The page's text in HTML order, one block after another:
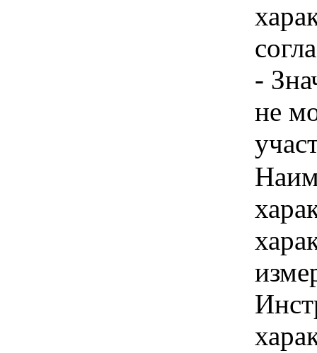
-
не